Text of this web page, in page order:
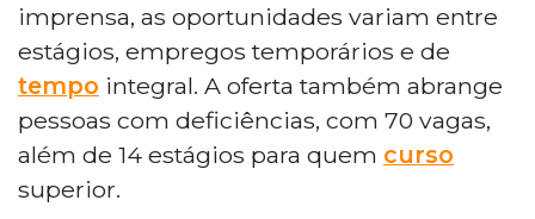
imprensa, as oportunidades variam entre
estágios, empregos temporários e de
tempo integral. A oferta também abrange
pessoas com deficiências, com 70 vagas,
além de 14 estágios para quem curso
superior.